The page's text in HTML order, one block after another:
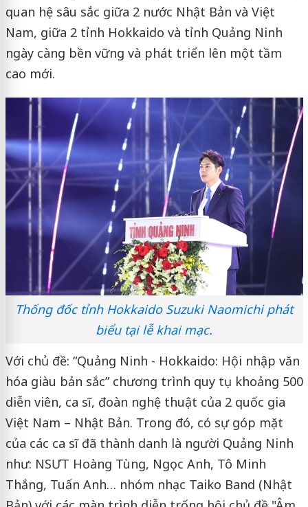
quan hệ sâu sắc giữa 2 nước Nhật Bản và Việt
Nam, giữa 2 tỉnh Hokkaido và tỉnh Quảng Ninh
ngày càng bền vững và phát triển lên một tầm
cao mới.
Thống đốc tỉnh Hokkaido Suzuki Naomichi phát
biểu tại lễ khai mạc.
Với chủ đề: “Quảng Ninh - Hokkaido: Hội nhập văn
hóa giàu bản sắc” chương trình quy tụ khoảng 500
diễn viên, ca sĩ, đoàn nghệ thuật của 2 quốc gia
Việt Nam – Nhật Bản. Trong đó, có sự góp mặt
của các ca sĩ đã thành danh là người Quảng Ninh
như: NSƯT Hoàng Tùng, Ngọc Anh, Tô Minh
Thắng, Tuấn Anh… nhóm nhạc Taiko Band (Nhật